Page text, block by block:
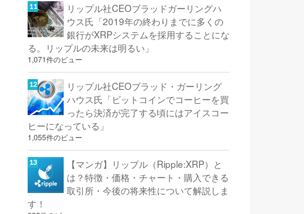
リップル社CEOブラッドガーリングハ
ウス氏「2019年の終わりまでに多くの
銀行がXRPシステムを採用することにな
る。リップルの未来は明るい」
1,071件のビュー
リップル社CEOブラッド・ガーリング
ハウス氏「ビットコインでコーヒーを買
ったら決済が完了する頃にはアイスコー
ヒーになっている」
1,055件のビュー
【マンガ】リップル（Ripple:XRP）と
は？特徴・価格・チャート・購入できる
取引所・今後の将来性について解説しま
す！